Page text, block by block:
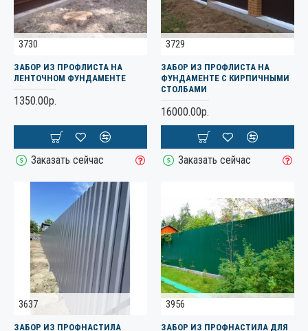
3730
ЗАБОР ИЗ ПРОФЛИСТА НА
ЛЕНТОЧНОМ ФУНДАМЕНТЕ
1350.00р.
Заказать сейчас
3729
ЗАБОР ИЗ ПРОФЛИСТА НА
ФУНДАМЕНТЕ С КИРПИЧНЫМИ
СТОЛБАМИ
16000.00р.
Заказать сейчас
3637
ЗАБОР ИЗ ПРОФНАСТИЛА
3956
ЗАБОР ИЗ ПРОФНАСТИЛА ДЛЯ